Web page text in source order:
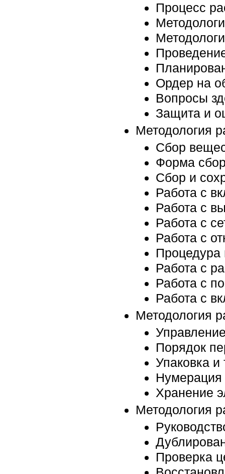
Процесс
Ордер на
Вопросы
Защита и
Методология
Сбор
Форма
Сбор и
Работа с
Работа с
Работа с
Работа с
Процедура
Работа с
Работа с
Работа с
Методология
Порядок
Упаковка и
Нумерация
Хранение
Методология
Проверка